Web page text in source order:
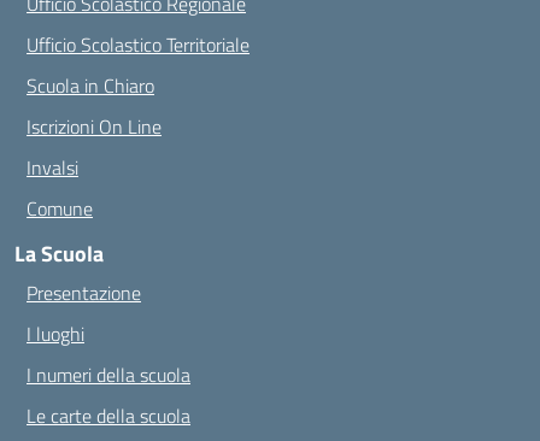
Ufficio Scolastico Territoriale
Scuola in Chiaro
Iscrizioni On Line
Invalsi
Comune
La Scuola
Presentazione
I luoghi
I numeri della scuola
Le carte della scuola